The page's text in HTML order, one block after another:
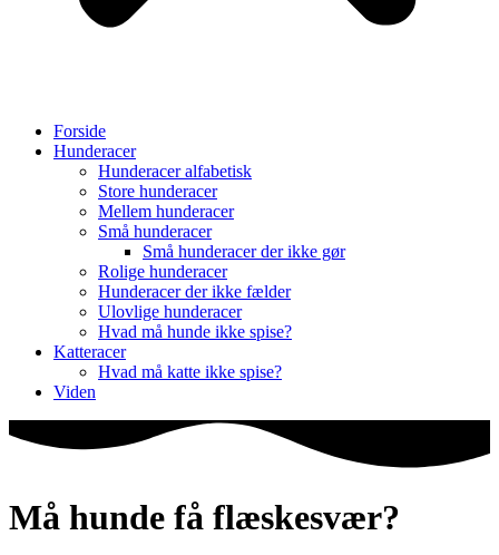
Forside
Hunderacer
Hunderacer alfabetisk
Store hunderacer
Mellem hunderacer
Små hunderacer
Små hunderacer der ikke gør
Rolige hunderacer
Hunderacer der ikke fælder
Ulovlige hunderacer
Hvad må hunde ikke spise?
Katteracer
Hvad må katte ikke spise?
Viden
Må hunde få flæskesvær?